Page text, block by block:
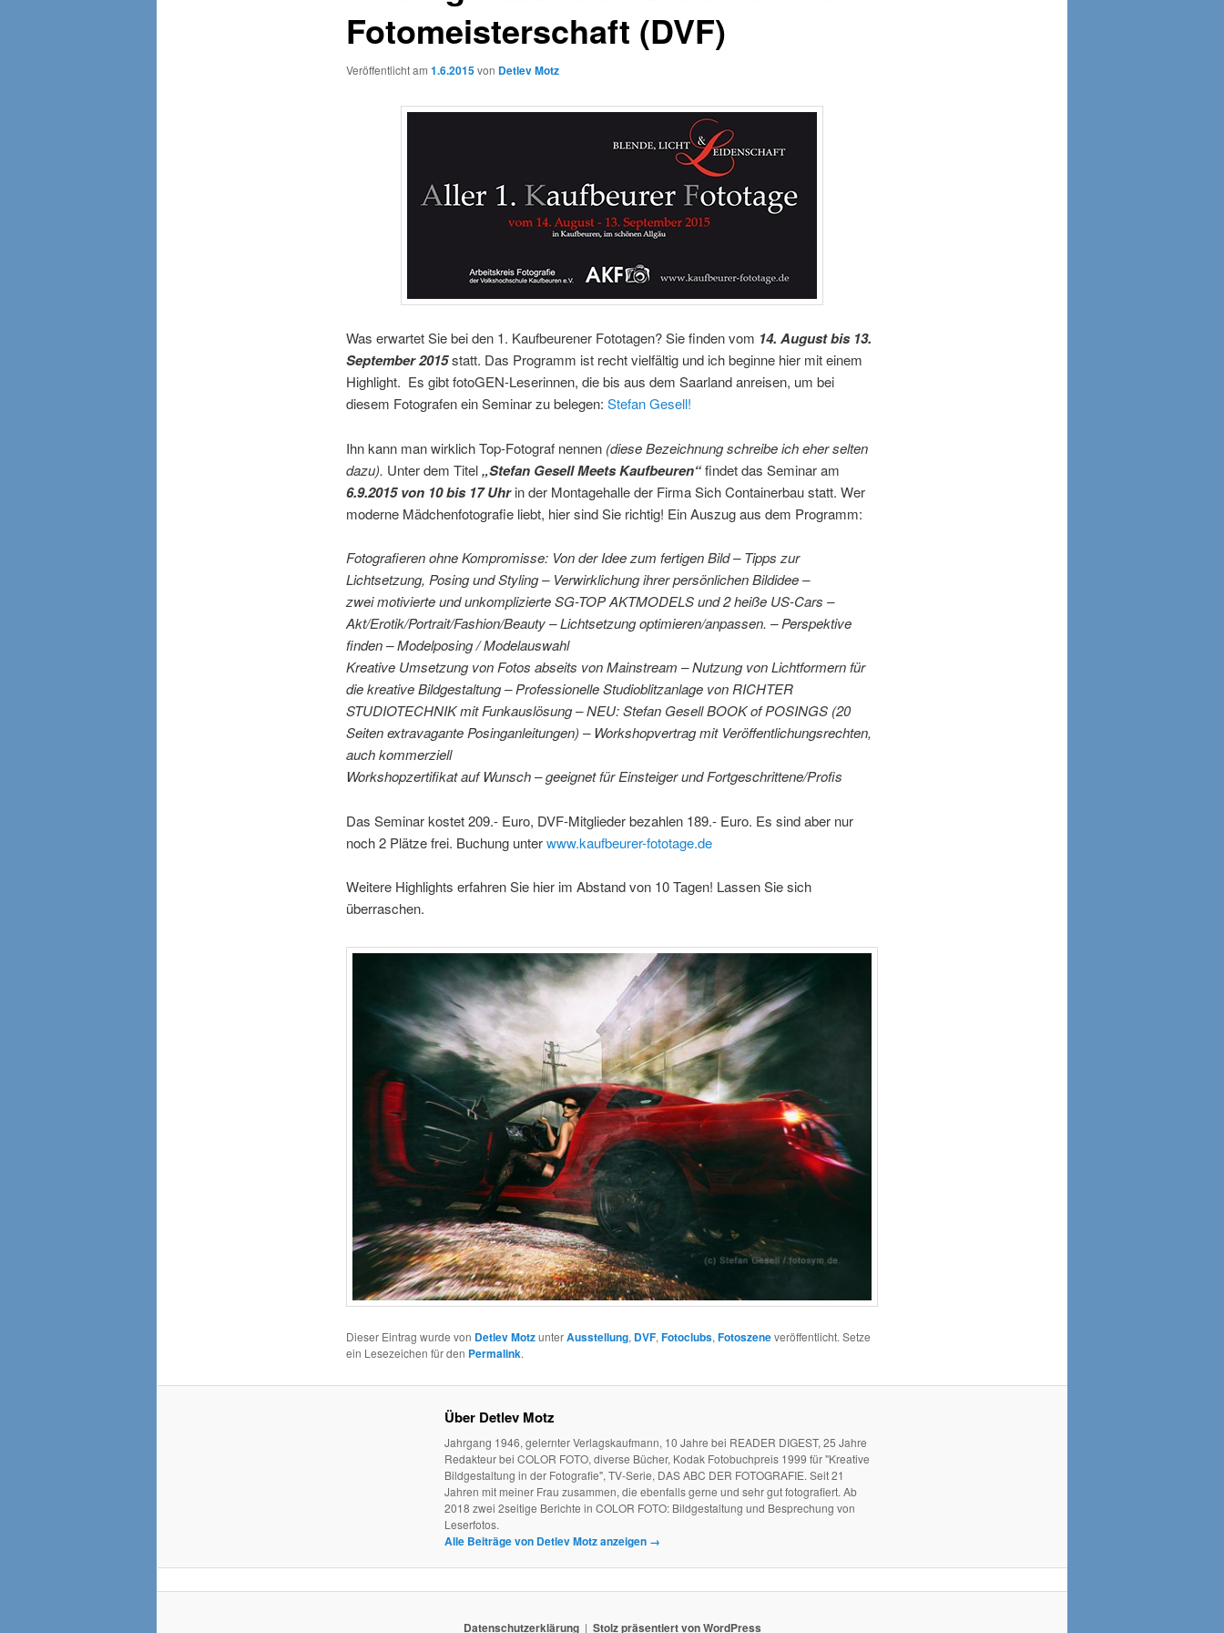
Fotomeisterschaft (DVF)
Veröffentlicht am 1.6.2015von Detlev Motz
Was erwartet Sie bei den 1. Kaufbeurener Fototagen? Sie finden vom 14. August bis 13.
September 2015statt. Das Programm ist recht vielfältig und ich beginne hier mit einem
Highlight. Es gibt fotoGEN-Leserinnen, die bis aus dem Saarland anreisen, um bei
diesem Fotografen ein Seminar zu belegen: Stefan Gesell!
Ihn kann man wirklich Top-Fotograf nennen(diese Bezeichnung schreibe ich eher selten
dazu). Unter dem Titel„Stefan Gesell Meets Kaufbeuren“findet das Seminar am
6.9.2015 von 10 bis 17 Uhrin der Montagehalle der Firma Sich Containerbau statt. Wer
moderne Mädchenfotografie liebt, hier sind Sie richtig! Ein Auszug aus dem Programm:
Fotografieren ohne Kompromisse: Von der Idee zum fertigen Bild – Tipps zur
Lichtsetzung, Posing und Styling – Verwirklichung ihrer persönlichen Bildidee –
zwei motivierte und unkomplizierte SG-TOP AKTMODELS und 2 heiße US-Cars –
Akt/Erotik/Portrait/Fashion/Beauty – Lichtsetzung optimieren/anpassen. – Perspektive
finden – Modelposing / Modelauswahl
Kreative Umsetzung von Fotos abseits von Mainstream – Nutzung von Lichtformern für
die kreative Bildgestaltung – Professionelle Studioblitzanlage von RICHTER
STUDIOTECHNIK mit Funkauslösung – NEU: Stefan Gesell BOOK of POSINGS (20
Seiten extravagante Posinganleitungen) – Workshopvertrag mit Veröffentlichungsrechten,
auch kommerziell
Workshopzertifikat auf Wunsch – geeignet für Einsteiger und Fortgeschrittene/Profis
Das Seminar kostet 209.- Euro, DVF-Mitglieder bezahlen 189.- Euro. Es sind aber nur
noch 2 Plätze frei. Buchung unterwww.kaufbeurer-fototage.de
Weitere Highlights erfahren Sie hier im Abstand von 10 Tagen! Lassen Sie sich
überraschen.
Dieser Eintrag wurde von Detlev MotzunterAusstellung, DVF, Fotoclubs, Fotoszeneveröffentlicht. Setze
ein Lesezeichen für den Permalink.
Über Detlev Motz
Jahrgang 1946, gelernter Verlagskaufmann, 10 Jahre bei READER DIGEST, 25 Jahre
Redakteur bei COLOR FOTO, diverse Bücher, Kodak Fotobuchpreis 1999 für "Kreative
Bildgestaltung in der Fotografie", TV-Serie, DAS ABC DER FOTOGRAFIE. Seit 21
Jahren mit meiner Frau zusammen, die ebenfalls gerne und sehr gut fotografiert. Ab
2018 zwei 2seitige Berichte in COLOR FOTO: Bildgestaltung und Besprechung von
Leserfotos.
Alle Beiträge von Detlev Motz anzeigen →
Datenschutzerklärung Stolz präsentiert von WordPress